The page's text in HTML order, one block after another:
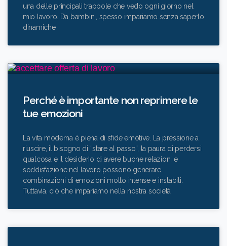
una delle principali trappole che vedo ogni giorno nel
mio lavoro. Da bambini, spesso impariamo senza saperlo
dinamiche
Perché è importante non reprimere le
tue emozioni
La vita moderna è piena di sfide emotive. La pressione a
riuscire, il bisogno di “stare al passo”, la paura di perdersi
qualcosa e il desiderio di avere buone relazioni e
soddisfazione nel lavoro possono generare
combinazioni di emozioni molto intense e instabili.
Tuttavia, ciò che impariamo nella nostra società